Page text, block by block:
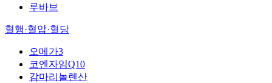
루바브
혈행·혈압·혈당
오메가3
코엔자임Q10
감마리놀렌산